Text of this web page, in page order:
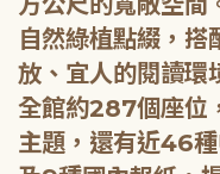
自然綠植點綴，搭
放、宜人的閱讀環
全館約287個座位
主題，還有近46